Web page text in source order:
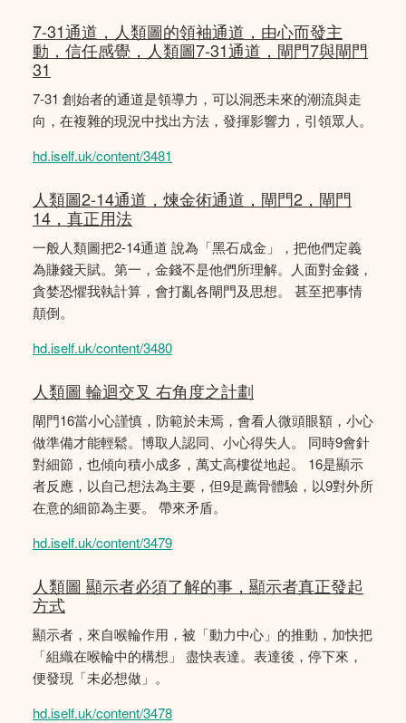
7-31通道，人類圖的領袖通道，由心而發主
動，信任感覺，人類圖7-31通道，閘門7與閘門
31
7-31 創始者的通道是領導力，可以洞悉未來的潮流與走
向，在複雜的現況中找出方法，發揮影響力，引領眾人。
hd.iself.uk/content/3481
人類圖2-14通道，煉金術通道，閘門2，閘門
14，真正用法
一般人類圖把2-14通道 說為「黑石成金」，把他們定義
為賺錢天賦。第一，金錢不是他們所理解。人面對金錢，
貪婪恐懼我執計算，會打亂各閘門及思想。 甚至把事情
顛倒。
hd.iself.uk/content/3480
人類圖 輪迴交叉 右角度之計劃
閘門16當小心謹慎，防範於未焉，會看人微頭眼額，小心
做準備才能輕鬆。博取人認同、小心得失人。 同時9會針
對細節，也傾向積小成多，萬丈高樓從地起。 16是顯示
者反應，以自己想法為主要，但9是薦骨體驗，以9對外所
在意的細節為主要。 帶來矛盾。
hd.iself.uk/content/3479
人類圖 顯示者必須了解的事，顯示者真正發起
方式
顯示者，來自喉輪作用，被「動力中心」的推動，加快把
「組織在喉輪中的構想」 盡快表達。表達後，停下來，
便發現「未必想做」。
hd.iself.uk/content/3478